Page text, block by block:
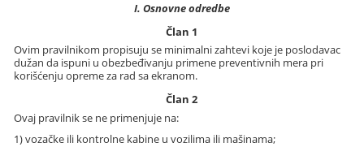
I. Osnovne odredbe
Član 1
Ovim pravilnikom propisuju se minimalni zahtevi koje je poslodavac
dužan da ispuni u obezbeđivanju primene preventivnih mera pri
korišćenju opreme za rad sa ekranom.
Član 2
Ovaj pravilnik se ne primenjuje na:
1) vozačke ili kontrolne kabine u vozilima ili mašinama;